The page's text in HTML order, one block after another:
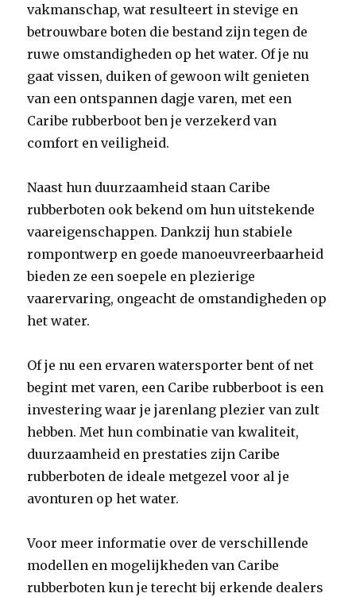
vakmanschap, wat resulteert in stevige en
betrouwbare boten die bestand zijn tegen de
ruwe omstandigheden op het water. Of je nu
gaat vissen, duiken of gewoon wilt genieten
van een ontspannen dagje varen, met een
Caribe rubberboot ben je verzekerd van
comfort en veiligheid.
Naast hun duurzaamheid staan Caribe
rubberboten ook bekend om hun uitstekende
vaareigenschappen. Dankzij hun stabiele
rompontwerp en goede manoeuvreerbaarheid
bieden ze een soepele en plezierige
vaarervaring, ongeacht de omstandigheden op
het water.
Of je nu een ervaren watersporter bent of net
begint met varen, een Caribe rubberboot is een
investering waar je jarenlang plezier van zult
hebben. Met hun combinatie van kwaliteit,
duurzaamheid en prestaties zijn Caribe
rubberboten de ideale metgezel voor al je
avonturen op het water.
Voor meer informatie over de verschillende
modellen en mogelijkheden van Caribe
rubberboten kun je terecht bij erkende dealers